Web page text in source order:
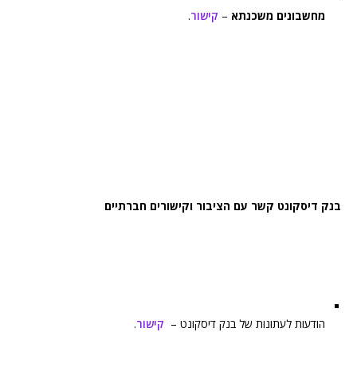
מחשבונים משכנתא – קישור.
בנק דיסקונט קשר עם הציבור וקישורים חברתיים
הודעות לעתונות של בנק דיסקונט – קישור.